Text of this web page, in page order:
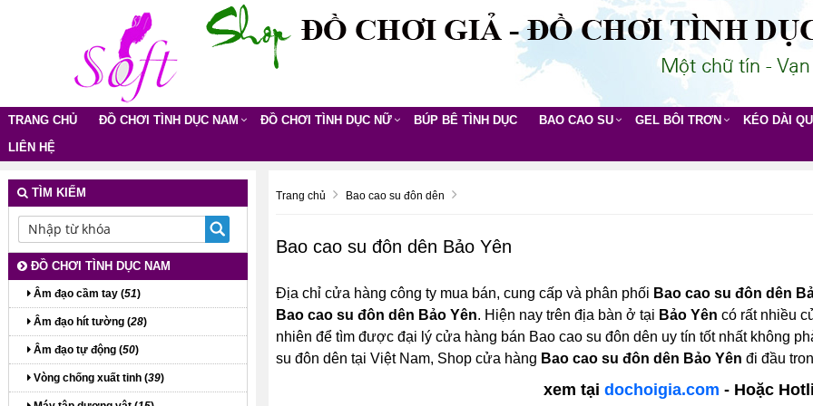
TRANG CHỦ ĐỒ CHƠI TÌNH DỤC NAM ĐỒ CHƠI TÌNH DỤC NỮ BÚP BÊ TÌNH DỤC BAO CAO SU GEL BÔI TRƠN
KÉO DÀI
LIÊN HỆ
Trang chủ Bao cao su đôn dên
Bao cao su đôn dên Bảo Yên
Địa chỉ cửa hàng công ty mua bán, cung cấp và phân phối Bao cao su đôn dên
Bao cao su đôn dên Bảo Yên. Hiện nay trên địa bàn ở tại Bảo Yên có rất nhiều
nhiên để tìm được đại lý cửa hàng bán Bao cao su đôn dên uy tín tốt nhất không
su đôn dên tại Việt Nam, Shop cửa hàng Bao cao su đôn dên Bảo Yên đi đầu
xem tạidochoigia.com - Hoặc
TÌM KIẾM
ĐỒ CHƠI TÌNH DỤC NAM
Âm đạo cầm tay (51)
Âm đạo hít tường (28)
Âm đạo tự động (50)
Vòng chống xuất tinh (39)